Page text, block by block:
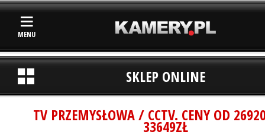
MENU
SKLEP ONLINE
TV PRZEMYSŁOWA / CCTV. CENY OD
33649ZŁ